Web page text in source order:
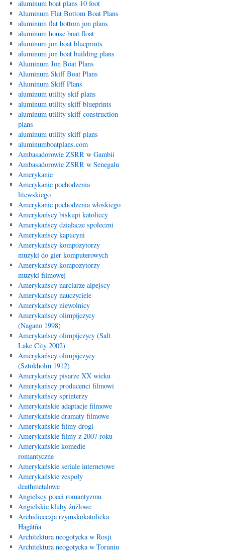
aluminum boat plans 10 foot
Aluminum Flat Bottom Boat Plans
aluminum flat bottom jon plans
aluminum house boat float
aluminum jon boat blueprints
aluminum jon boat building plans
Aluminum Jon Boat Plans
Aluminum Skiff Boat Plans
Aluminum Skiff Plans
aluminum utility skif plans
aluminum utility skiff blueprints
aluminum utility skiff construction
plans
aluminum utility skiff plans
aluminumboatplans.com
Ambasadorowie ZSRR w Gambii
Ambasadorowie ZSRR w Senegalu
Amerykanie
Amerykanie pochodzenia
litewskiego
Amerykanie pochodzenia włoskiego
Amerykańscy biskupi katoliccy
Amerykańscy działacze społeczni
Amerykańscy kapucyni
Amerykańscy kompozytorzy
muzyki do gier komputerowych
Amerykańscy kompozytorzy
muzyki filmowej
Amerykańscy narciarze alpejscy
Amerykańscy nauczyciele
Amerykańscy niewolnicy
Amerykańscy olimpijczycy
(Nagano 1998)
Amerykańscy olimpijczycy (Salt
Lake City 2002)
Amerykańscy olimpijczycy
(Sztokholm 1912)
Amerykańscy pisarze XX wieku
Amerykańscy producenci filmowi
Amerykańscy sprinterzy
Amerykańskie adaptacje filmowe
Amerykańskie dramaty filmowe
Amerykańskie filmy drogi
Amerykańskie filmy z 2007 roku
Amerykańskie komedie
romantyczne
Amerykańskie seriale internetowe
Amerykańskie zespoły
deathmetalowe
Angielscy poeci romantyzmu
Angielskie kluby żużlowe
Archidiecezja rzymskokatolicka
Hagåtña
Architektura neogotycka w Rosji
Architektura neogotycka w Toruniu